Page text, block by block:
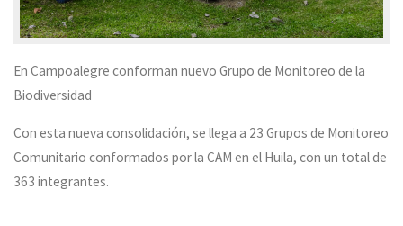
En Campoalegre conforman nuevo Grupo de Monitoreo de la
Biodiversidad
Con esta nueva consolidación, se llega a 23 Grupos de Monitoreo
Comunitario conformados por la CAM en el Huila, con un total de
363 integrantes.